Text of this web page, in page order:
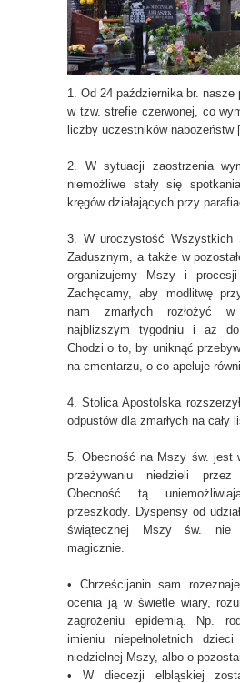
1. Od 24 października br. nasze
w tzw. strefie czerwonej, co
liczby uczestników nabożeństw
2. W sytuacji zaostrzenia
niemożliwe stały się
kręgów działających przy
3. W uroczystość Wszystkich
Zadusznym, a także w
organizujemy Mszy i
Zachęcamy, aby modlitwę
nam zmarłych rozłożyć
najbliższym tygodniu i aż
Chodzi o to, by uniknąć
na cmentarzu, o co apeluje
4. Stolica Apostolska
odpustów dla zmarłych na cały
5. Obecność na Mszy św. jest
przeżywaniu niedzieli
Obecność tą
przeszkody. Dyspensy od
świątecznej Mszy św. nie
magicznie.
• Chrześcijanin sam
ocenia ją w świetle wiary,
zagrożeniu epidemią. Np.
imieniu niepełnoletnich
niedzielnej Mszy, albo o
• W diecezji elbląskiej